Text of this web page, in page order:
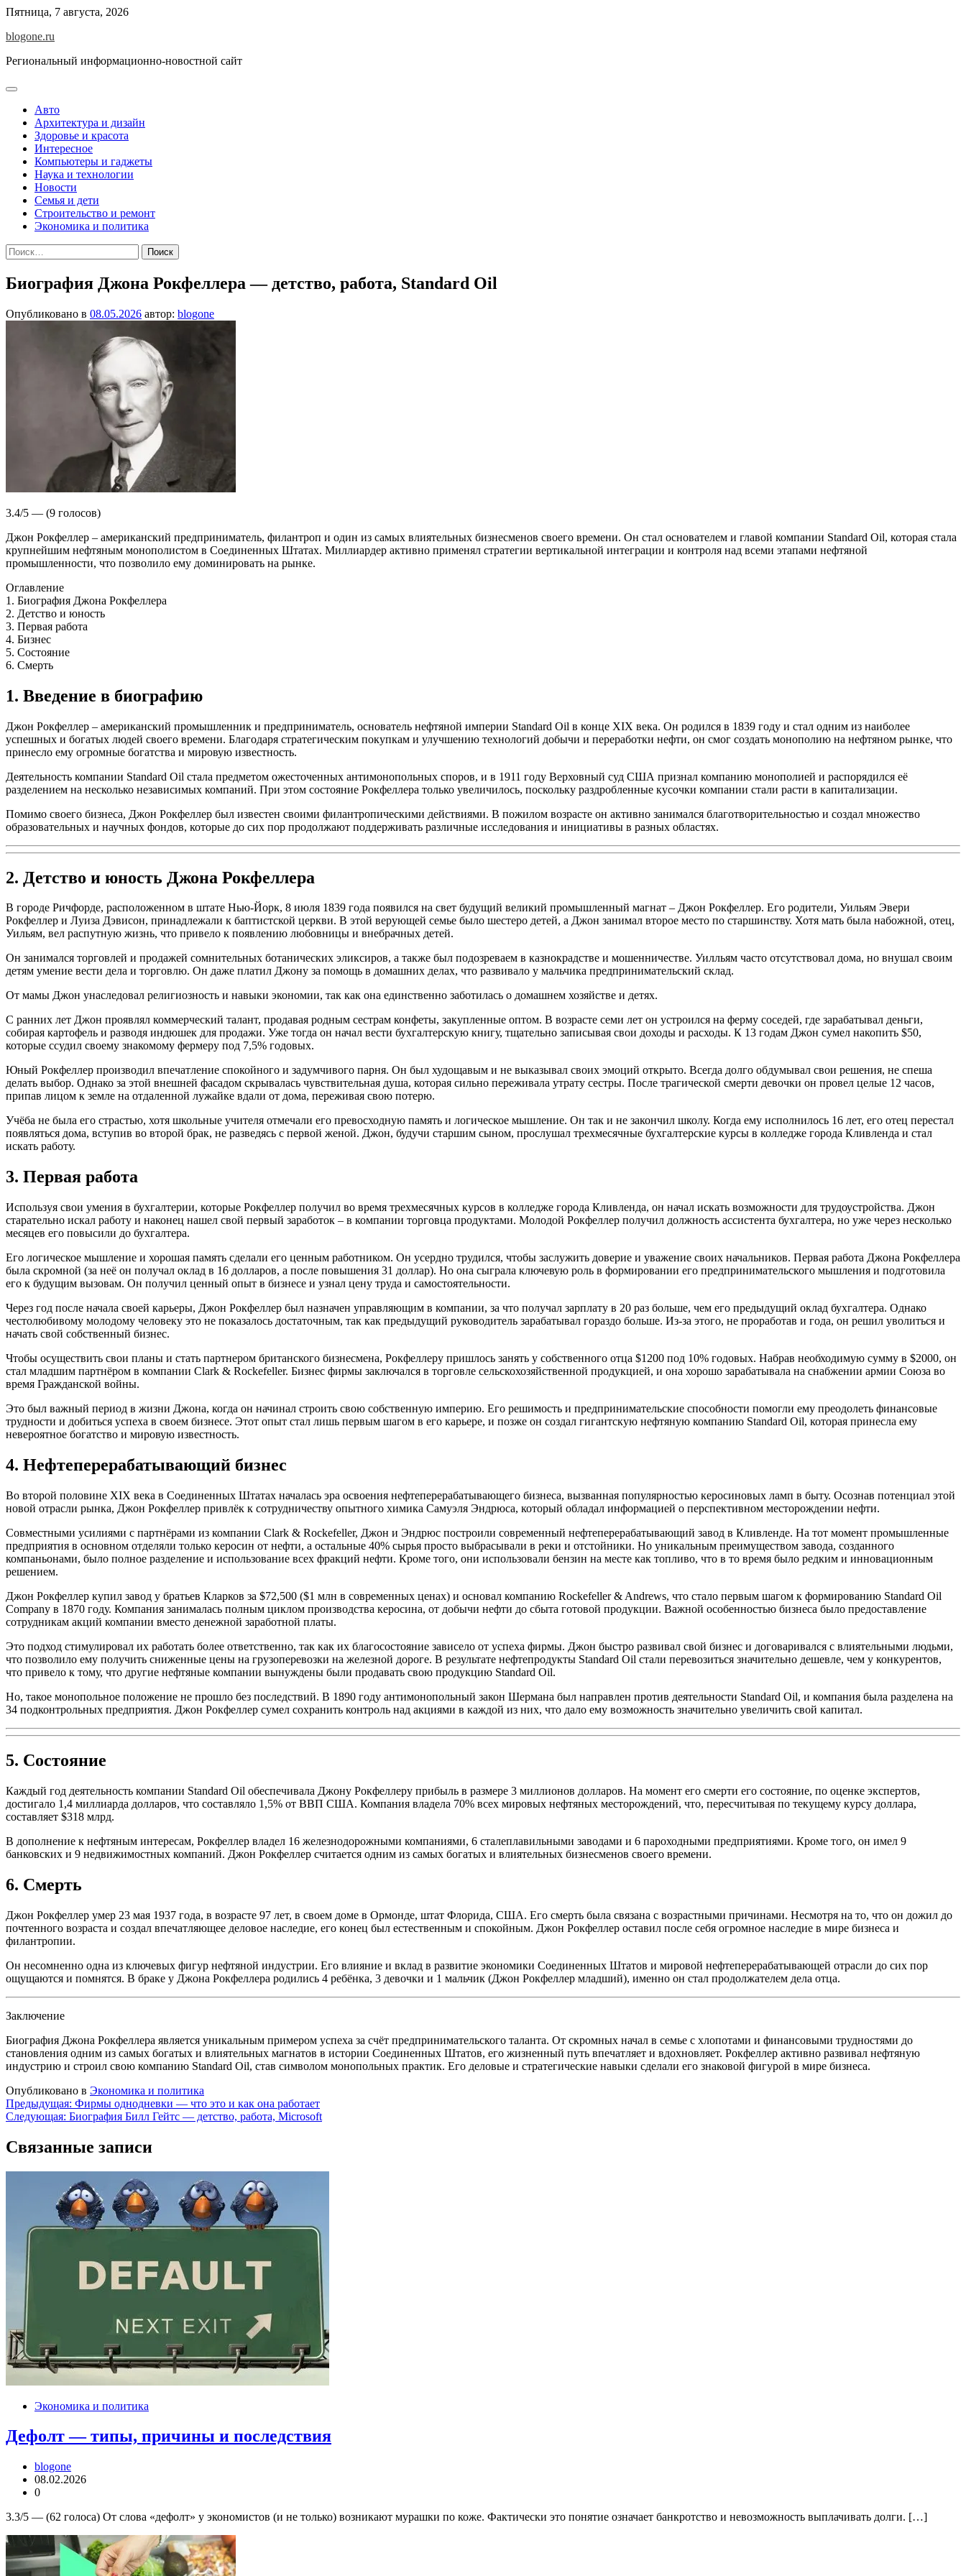
Перейти
содержимому
Пятница, 7 августа, 2026
blogone.ru
Региональный информационно-новостной сайт
Авто
Архитектура и дизайн
Здоровье и красота
Интересное
Компьютеры и гаджеты
Наука и технологии
Новости
Семья и дети
Строительство и ремонт
Экономика и политика
Найти:
Биография Джона Рокфеллера — детство, работа, Standard Oil
Опубликовано в 08.05.2026 автор: blogone
3.4/5 — (9 голосов)
Джон Рокфеллер – американский предприниматель, филантроп и один из самых влиятельных бизнесменов своего времени. Он стал основателем и главой компании Standard Oil, которая стала
крупнейшим нефтяным монополистом в Соединенных Штатах. Миллиардер активно применял стратегии вертикальной интеграции и контроля над всеми этапами нефтяной
промышленности, что позволило ему доминировать на рынке.
Оглавление
1. Биография Джона Рокфеллера
2. Детство и юность
3. Первая работа
4. Бизнес
5. Состояние
6. Смерть
1. Введение в биографию
Джон Рокфеллер – американский промышленник и предприниматель, основатель нефтяной империи Standard Oil в конце XIX века. Он родился в 1839 году и стал одним из наиболее
успешных и богатых людей своего времени. Благодаря стратегическим покупкам и улучшению технологий добычи и переработки нефти, он смог создать монополию на нефтяном рынке, что
принесло ему огромные богатства и мировую известность.
Деятельность компании Standard Oil стала предметом ожесточенных антимонопольных споров, и в 1911 году Верховный суд США признал компанию монополией и распорядился её
разделением на несколько независимых компаний. При этом состояние Рокфеллера только увеличилось, поскольку раздробленные кусочки компании стали расти в капитализации.
Помимо своего бизнеса, Джон Рокфеллер был известен своими филантропическими действиями. В пожилом возрасте он активно занимался благотворительностью и создал множество
образовательных и научных фондов, которые до сих пор продолжают поддерживать различные исследования и инициативы в разных областях.
2. Детство и юность Джона Рокфеллера
В городе Ричфорде, расположенном в штате Нью-Йорк, 8 июля 1839 года появился на свет будущий великий промышленный магнат – Джон Рокфеллер. Его родители, Уильям Эвери
Рокфеллер и Луиза Дэвисон, принадлежали к баптистской церкви. В этой верующей семье было шестеро детей, а Джон занимал второе место по старшинству. Хотя мать была набожной, отец,
Уильям, вел распутную жизнь, что привело к появлению любовницы и внебрачных детей.
Он занимался торговлей и продажей сомнительных ботанических эликсиров, а также был подозреваем в казнокрадстве и мошенничестве. Уилльям часто отсутствовал дома, но внушал своим
детям умение вести дела и торговлю. Он даже платил Джону за помощь в домашних делах, что развивало у мальчика предпринимательский склад.
От мамы Джон унаследовал религиозность и навыки экономии, так как она единственно заботилась о домашнем хозяйстве и детях.
С ранних лет Джон проявлял коммерческий талант, продавая родным сестрам конфеты, закупленные оптом. В возрасте семи лет он устроился на ферму соседей, где зарабатывал деньги,
собирая картофель и разводя индюшек для продажи. Уже тогда он начал вести бухгалтерскую книгу, тщательно записывая свои доходы и расходы. К 13 годам Джон сумел накопить $50,
которые ссудил своему знакомому фермеру под 7,5% годовых.
Юный Рокфеллер производил впечатление спокойного и задумчивого парня. Он был худощавым и не выказывал своих эмоций открыто. Всегда долго обдумывал свои решения, не спеша
делать выбор. Однако за этой внешней фасадом скрывалась чувствительная душа, которая сильно переживала утрату сестры. После трагической смерти девочки он провел целые 12 часов,
припав лицом к земле на отдаленной лужайке вдали от дома, переживая свою потерю.
Учёба не была его страстью, хотя школьные учителя отмечали его превосходную память и логическое мышление. Он так и не закончил школу. Когда ему исполнилось 16 лет, его отец перестал
появляться дома, вступив во второй брак, не разведясь с первой женой. Джон, будучи старшим сыном, прослушал трехмесячные бухгалтерские курсы в колледже города Кливленда и стал
искать работу.
3. Первая работа
Используя свои умения в бухгалтерии, которые Рокфеллер получил во время трехмесячных курсов в колледже города Кливленда, он начал искать возможности для трудоустройства. Джон
старательно искал работу и наконец нашел свой первый заработок – в компании торговца продуктами. Молодой Рокфеллер получил должность ассистента бухгалтера, но уже через несколько
месяцев его повысили до бухгалтера.
Его логическое мышление и хорошая память сделали его ценным работником. Он усердно трудился, чтобы заслужить доверие и уважение своих начальников. Первая работа Джона Рокфеллера
была скромной (за неё он получал оклад в 16 долларов, а после повышения 31 доллар). Но она сыграла ключевую роль в формировании его предпринимательского мышления и подготовила
его к будущим вызовам. Он получил ценный опыт в бизнесе и узнал цену труда и самостоятельности.
Через год после начала своей карьеры, Джон Рокфеллер был назначен управляющим в компании, за что получал зарплату в 20 раз больше, чем его предыдущий оклад бухгалтера. Однако
честолюбивому молодому человеку это не показалось достаточным, так как предыдущий руководитель зарабатывал гораздо больше. Из-за этого, не проработав и года, он решил уволиться и
начать свой собственный бизнес.
Чтобы осуществить свои планы и стать партнером британского бизнесмена, Рокфеллеру пришлось занять у собственного отца $1200 под 10% годовых. Набрав необходимую сумму в $2000, он
стал младшим партнёром в компании Clark & Rockefeller. Бизнес фирмы заключался в торговле сельскохозяйственной продукцией, и она хорошо зарабатывала на снабжении армии Союза во
время Гражданской войны.
Это был важный период в жизни Джона, когда он начинал строить свою собственную империю. Его решимость и предпринимательские способности помогли ему преодолеть финансовые
трудности и добиться успеха в своем бизнесе. Этот опыт стал лишь первым шагом в его карьере, и позже он создал гигантскую нефтяную компанию Standard Oil, которая принесла ему
невероятное богатство и мировую известность.
4. Нефтеперерабатывающий бизнес
Во второй половине XIX века в Соединенных Штатах началась эра освоения нефтеперерабатывающего бизнеса, вызванная популярностью керосиновых ламп в быту. Осознав потенциал этой
новой отрасли рынка, Джон Рокфеллер привлёк к сотрудничеству опытного химика Самуэля Эндрюса, который обладал информацией о перспективном месторождении нефти.
Совместными усилиями с партнёрами из компании Clark & Rockefeller, Джон и Эндрюс построили современный нефтеперерабатывающий завод в Кливленде. На тот момент промышленные
предприятия в основном отделяли только керосин от нефти, а остальные 40% сырья просто выбрасывали в реки и отстойники. Но уникальным преимуществом завода, созданного
компаньонами, было полное разделение и использование всех фракций нефти. Кроме того, они использовали бензин на месте как топливо, что в то время было редким и инновационным
решением.
Джон Рокфеллер купил завод у братьев Кларков за $72,500 ($1 млн в современных ценах) и основал компанию Rockefeller & Andrews, что стало первым шагом к формированию Standard Oil
Company в 1870 году. Компания занималась полным циклом производства керосина, от добычи нефти до сбыта готовой продукции. Важной особенностью бизнеса было предоставление
сотрудникам акций компании вместо денежной заработной платы.
Это подход стимулировал их работать более ответственно, так как их благосостояние зависело от успеха фирмы. Джон быстро развивал свой бизнес и договаривался с влиятельными людьми,
что позволило ему получить сниженные цены на грузоперевозки на железной дороге. В результате нефтепродукты Standard Oil стали перевозиться значительно дешевле, чем у конкурентов,
что привело к тому, что другие нефтяные компании вынуждены были продавать свою продукцию Standard Oil.
Но, такое монопольное положение не прошло без последствий. В 1890 году антимонопольный закон Шермана был направлен против деятельности Standard Oil, и компания была разделена на
34 подконтрольных предприятия. Джон Рокфеллер сумел сохранить контроль над акциями в каждой из них, что дало ему возможность значительно увеличить свой капитал.
5. Состояние
Каждый год деятельность компании Standard Oil обеспечивала Джону Рокфеллеру прибыль в размере 3 миллионов долларов. На момент его смерти его состояние, по оценке экспертов,
достигало 1,4 миллиарда долларов, что составляло 1,5% от ВВП США. Компания владела 70% всех мировых нефтяных месторождений, что, пересчитывая по текущему курсу доллара,
составляет $318 млрд.
В дополнение к нефтяным интересам, Рокфеллер владел 16 железнодорожными компаниями, 6 сталеплавильными заводами и 6 пароходными предприятиями. Кроме того, он имел 9
банковских и 9 недвижимостных компаний. Джон Рокфеллер считается одним из самых богатых и влиятельных бизнесменов своего времени.
6. Смерть
Джон Рокфеллер умер 23 мая 1937 года, в возрасте 97 лет, в своем доме в Ормонде, штат Флорида, США. Его смерть была связана с возрастными причинами. Несмотря на то, что он дожил до
почтенного возраста и создал впечатляющее деловое наследие, его конец был естественным и спокойным. Джон Рокфеллер оставил после себя огромное наследие в мире бизнеса и
филантропии.
Он несомненно одна из ключевых фигур нефтяной индустрии. Его влияние и вклад в развитие экономики Соединенных Штатов и мировой нефтеперерабатывающей отрасли до сих пор
ощущаются и помнятся. В браке у Джона Рокфеллера родились 4 ребёнка, 3 девочки и 1 мальчик (Джон Рокфеллер младший), именно он стал продолжателем дела отца.
Заключение
Биография Джона Рокфеллера является уникальным примером успеха за счёт предпринимательского таланта. От скромных начал в семье с хлопотами и финансовыми трудностями до
становления одним из самых богатых и влиятельных магнатов в истории Соединенных Штатов, его жизненный путь впечатляет и вдохновляет. Рокфеллер активно развивал нефтяную
индустрию и строил свою компанию Standard Oil, став символом монопольных практик. Его деловые и стратегические навыки сделали его знаковой фигурой в мире бизнеса.
Опубликовано в Экономика и политика
Навигация
по
записям
Предыдущая: Фирмы однодневки — что это и как она работает
Следующая: Биография Билл Гейтс — детство, работа, Microsoft
Связанные записи
Экономика и политика
Дефолт — типы, причины и последствия
blogone
08.02.2026
0
3.3/5 — (62 голоса) От слова «дефолт» у экономистов (и не только) возникают мурашки по коже. Фактически это понятие означает банкротство и невозможность выплачивать долги. […]